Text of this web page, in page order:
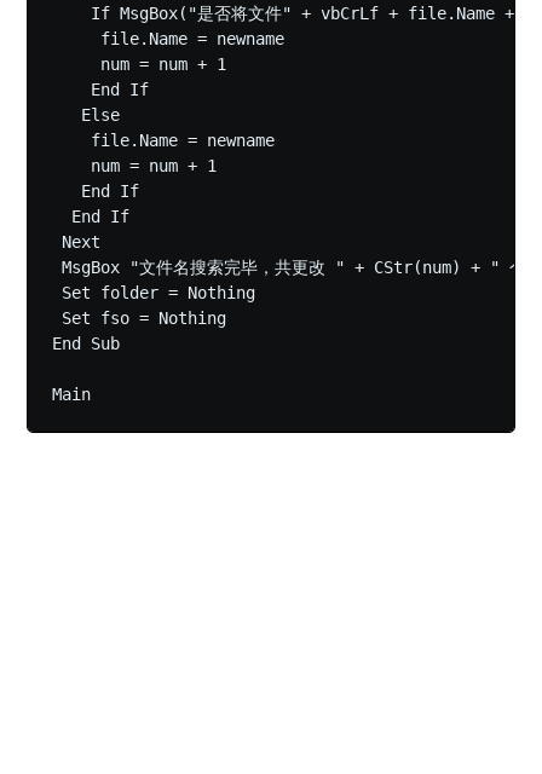
If MsgBox("是否将文件" + vbCrLf + file.Name +
     file.Name = newname
     num = num + 1
    End If
   Else
    file.Name = newname
    num = num + 1
   End If
  End If
Next
MsgBox "文件名搜索完毕，共更改 " + CStr(num) + "
Set folder = Nothing
Set fso = Nothing
End Sub
Main